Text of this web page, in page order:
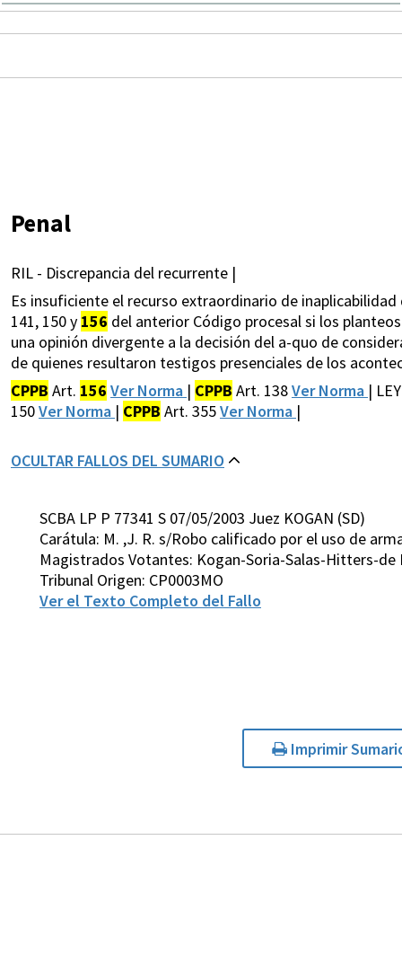
Penal
RIL - Discrepancia del recurrente |
Es insuficiente el recurso extraordinario de
141, 150 y 156 del anterior Código procesal si los
una opinión divergente a la decisión del a-quo de
de quienes resultaron testigos presenciales de los
CPPB Art. 156 Ver Norma | CPPB Art. 138Ver Norma |
150Ver Norma | CPPB Art. 355Ver Norma |
OCULTAR FALLOS DEL SUMARIO
SCBA LP P 77341 S 07/05/2003 Juez KOGAN (SD)
Carátula: M. ,J. R. s/Robo calificado por el uso de
Magistrados Votantes: Kogan-Soria-Salas-Hitters-de
Tribunal Origen: CP0003MO
Ver el Texto Completo del Fallo
Imprimir